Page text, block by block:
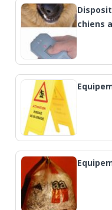
chiens